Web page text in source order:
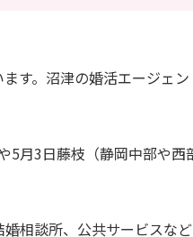
す。沼津の婚活エージェ
5月3日藤枝（静岡中部や
相談所、公共サービスな